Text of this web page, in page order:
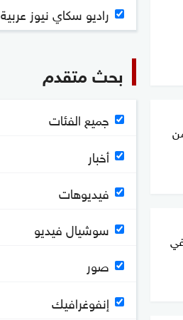
راديو سكاي نيوز عربية
بحث متقدم
جميع الفئات
أخبار
فيديوهات
سوشيال فيديو
صور
إنفوغرافيك